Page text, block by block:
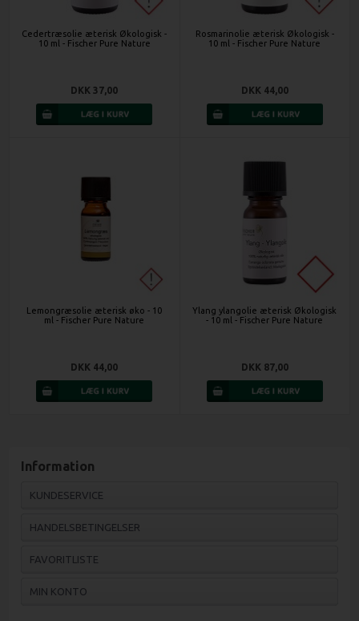
Cedertræsolie æterisk Økologisk -
10 ml - Fischer Pure Nature
DKK 37,00
Rosmarinolie æterisk Økologisk -
10 ml - Fischer Pure Nature
DKK 44,00
Lemongræsolie æterisk øko - 10
ml - Fischer Pure Nature
DKK 44,00
Ylang ylangolie æterisk Økologisk
- 10 ml - Fischer Pure Nature
DKK 87,00
Information
KUNDESERVICE
HANDELSBETINGELSER
FAVORITLISTE
MIN KONTO